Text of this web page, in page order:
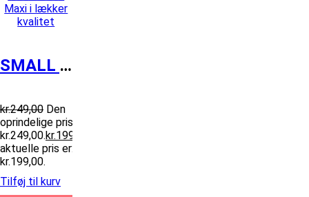
SMALL T-shirt 1969-1987 PUCH Maxi i l...
kr.249,00 Den
oprindelige pris var:
kr.249,00.kr.199,00
aktuelle pris er:
kr.199,00.
Tilføj til kurv